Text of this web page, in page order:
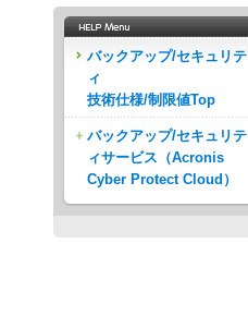
バックアップ/セキュリテ
ィ
技術仕様/制限値Top
バックアップ/セキュリテ
ィサービス（Acronis
Cyber Protect Cloud）